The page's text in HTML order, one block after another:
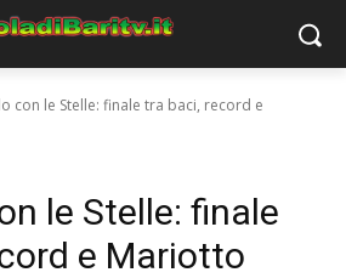
con le Stelle: finale tra baci, record e
le Stelle: finale
e Mariotto